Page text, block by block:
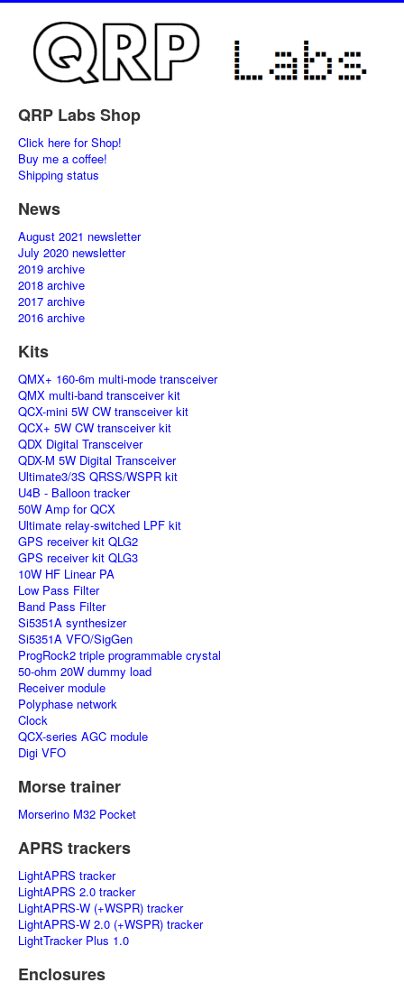
QRP Labs Shop
Click here for Shop!
Buy me a coffee!
Shipping status
News
August 2021 newsletter
July 2020 newsletter
2019 archive
2018 archive
2017 archive
2016 archive
Kits
QMX+ 160-6m multi-mode transceiver
QMX multi-band transceiver kit
QCX-mini 5W CW transceiver kit
QCX+ 5W CW transceiver kit
QDX Digital Transceiver
QDX-M 5W Digital Transceiver
Ultimate3/3S QRSS/WSPR kit
U4B - Balloon tracker
50W Amp for QCX
Ultimate relay-switched LPF kit
GPS receiver kit QLG2
GPS receiver kit QLG3
10W HF Linear PA
Low Pass Filter
Band Pass Filter
Si5351A synthesizer
Si5351A VFO/SigGen
ProgRock2 triple programmable crystal
50-ohm 20W dummy load
Receiver module
Polyphase network
Clock
QCX-series AGC module
Digi VFO
Morse trainer
Morserino M32 Pocket
APRS trackers
LightAPRS tracker
LightAPRS 2.0 tracker
LightAPRS-W (+WSPR) tracker
LightAPRS-W 2.0 (+WSPR) tracker
LightTracker Plus 1.0
Enclosures